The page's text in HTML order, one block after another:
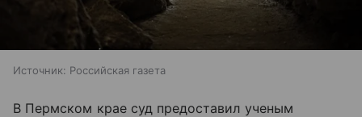
Источник: Российская газета
В Пермском крае суд предоставил ученым